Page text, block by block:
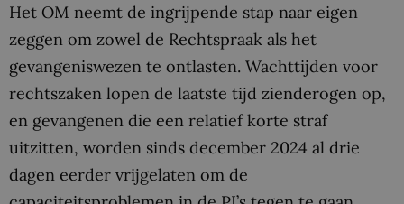
Het OM neemt de ingrijpende stap naar eigen
zeggen om zowel de Rechtspraak als het
gevangeniswezen te ontlasten. Wachttijden voor
rechtszaken lopen de laatste tijd zienderogen op,
en gevangenen die een relatief korte straf
uitzitten, worden sinds december 2024 al drie
dagen eerder vrijgelaten om de